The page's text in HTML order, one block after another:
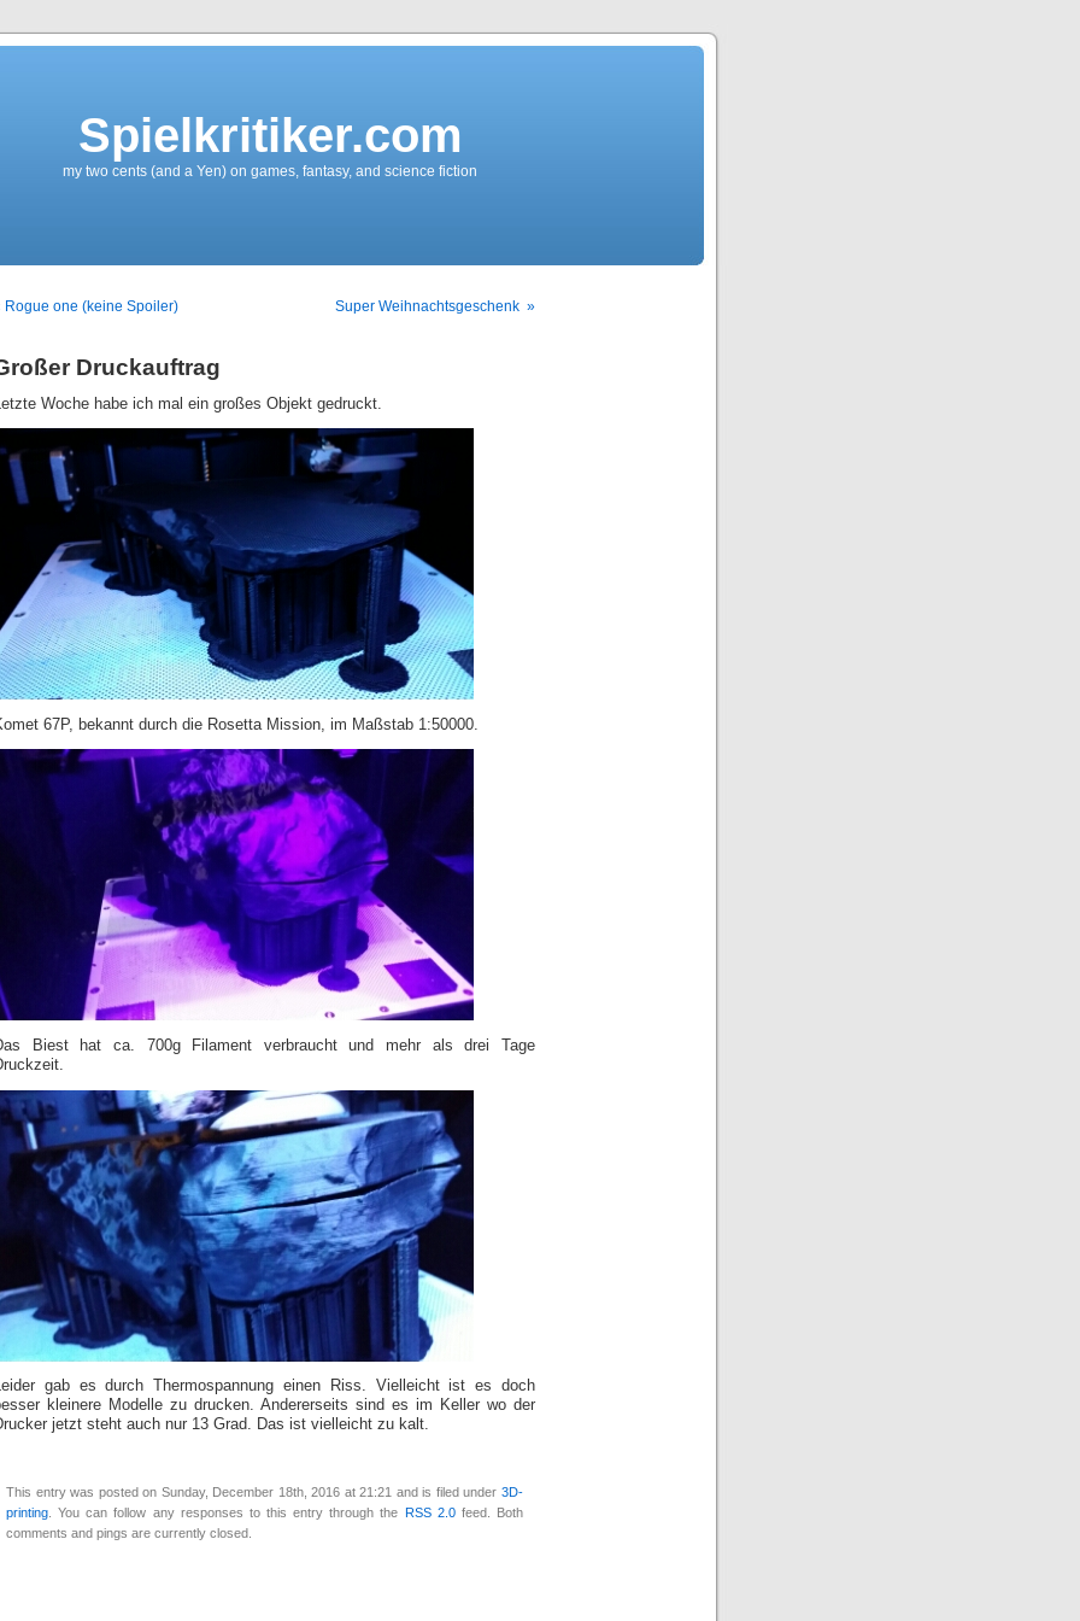
Spielkritiker.com
my two cents (and a Yen) on games, fantasy, and science fiction
Rogue one (keine Spoiler) Super Weihnachtsgeschenk »
Druckauftrag
Woche habe ich mal ein großes Objekt gedruckt.
67P, bekannt durch die Rosetta Mission, im Maßstab 1:50000.
Biest hat ca. 700g Filament verbraucht und mehr als drei Tage
gab es durch Thermospannung einen Riss. Vielleicht ist es doch
kleinere Modelle zu drucken. Andererseits sind es im Keller wo der
jetzt steht auch nur 13 Grad. Das ist vielleicht zu kalt.
This entry was posted on Sunday, December 18th, 2016 at 21:21 and is filed under 3D-
printing . You can follow any responses to this entry through the RSS 2.0feed. Both
comments and pings are currently closed.